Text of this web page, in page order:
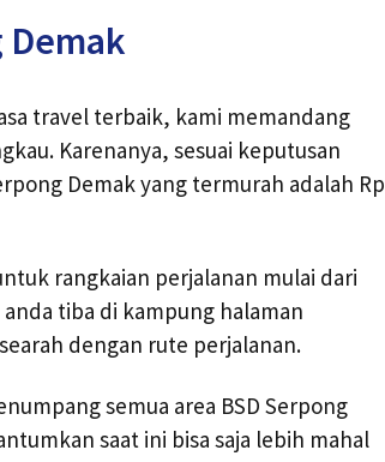
Demak
travel terbaik, kami memandang
Karenanya, sesuai keputusan
Demak yang termurah adalah Rp
rangkaian perjalanan mulai dari
tiba di kampung halaman
dengan rute perjalanan.
semua area BSD Serpong
saat ini bisa saja lebih mahal